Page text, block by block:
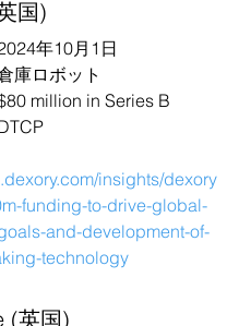
国)
年10月1日
庫ロボット
million in Series B
insights/dexory
funding-to-drive-global-
and-development-of-
technology
(英国)